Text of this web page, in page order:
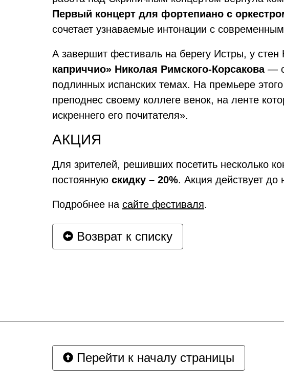
Первый концерт для фортепиано с
сочетает узнаваемые интонации с
А завершит фестиваль на берегу Истры, у
каприччио» Николая Римского-Корсакова—
подлинных испанских темах. На премьере
преподнес своему коллеге венок, на ленте
искреннего его почитателя».
АКЦИЯ
Для зрителей, решивших посетить несколько
постоянную скидку – 20%. Акция действует до
Подробнее на сайте фестиваля.
Возврат к списку
Перейти к началу страницы